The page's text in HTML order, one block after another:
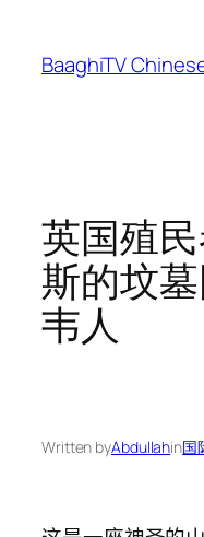
content
BaaghiTV
英国殖
斯的坟
韦人
Written byAbdullahin国